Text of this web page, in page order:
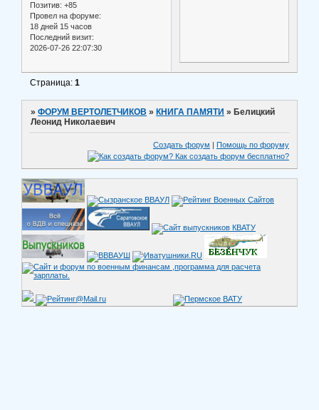
Позитив: +85
Провел на форуме:
18 дней 15 часов
Последний визит:
2026-07-26 22:07:30
Страница:1
»ФОРУМ ВЕРТОЛЕТЧИКОВ » КНИГА ПАМЯТИ » Белицкий
Леонид Николаевич
Создать форум | Помощь по форуму